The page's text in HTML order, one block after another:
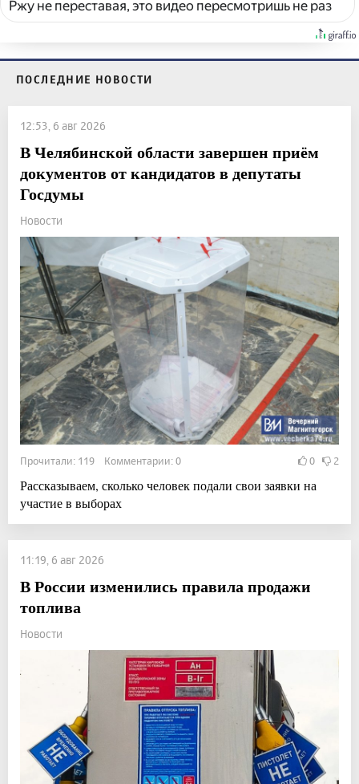
Ржу не переставая, это видео пересмотришь не раз
ПОСЛЕДНИЕ НОВОСТИ
12:53, 6 авг 2026
В Челябинской области завершен приём
документов от кандидатов в депутаты
Госдумы
Новости
Прочитали: 119 Комментарии: 0 0 2
Рассказываем, сколько человек подали свои заявки на
участие в выборах
11:19, 6 авг 2026
В России изменились правила продажи
топлива
Новости